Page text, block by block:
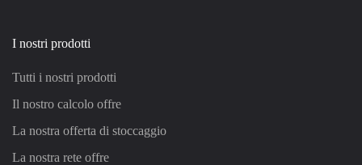
I nostri prodotti
Tutti i nostri prodotti
Il nostro calcolo offre
La nostra offerta di stoccaggio
La nostra rete offre